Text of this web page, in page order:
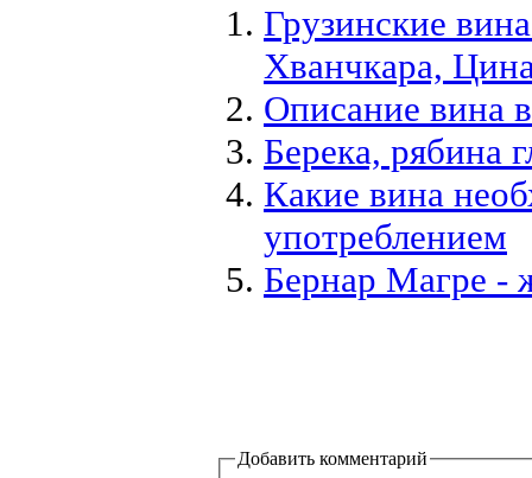
Грузинские
Хванчкара,
Описание вина
Берека, рябина
Какие вина
употреблением
Бернар Магре -
Добавить комментарий